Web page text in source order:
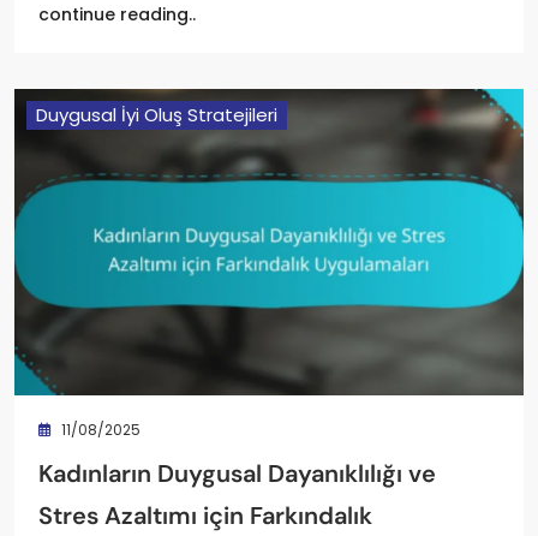
continue reading..
Duygusal İyi Oluş Stratejileri
11/08/2025
Kadınların Duygusal Dayanıklılığı ve
Stres Azaltımı için Farkındalık